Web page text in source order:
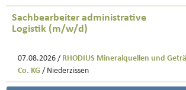
Sachbearbeiter administrative
Logistik (m/w/d)
07.08.2026 / RHODIUS Mineralquellen und
Co. KG / Niederzissen